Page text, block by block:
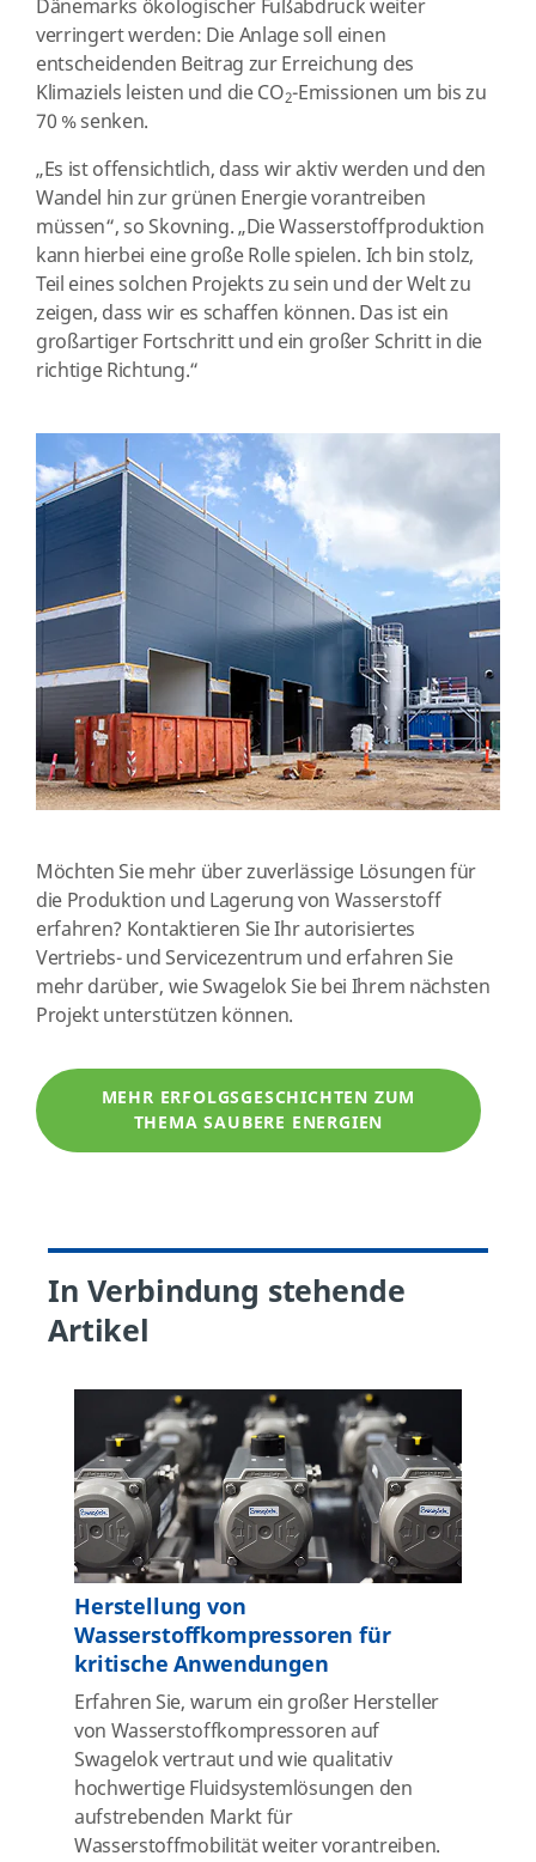
Dänemarks ökologischer Fußabdruck weiter
verringert werden: Die Anlage soll einen
entscheidenden Beitrag zur Erreichung des
Klimaziels leisten und die CO2-Emissionen um bis zu
70 % senken.
„Es ist offensichtlich, dass wir aktiv werden und den
Wandel hin zur grünen Energie vorantreiben
müssen“, so Skovning. „Die Wasserstoffproduktion
kann hierbei eine große Rolle spielen. Ich bin stolz,
Teil eines solchen Projekts zu sein und der Welt zu
zeigen, dass wir es schaffen können. Das ist ein
großartiger Fortschritt und ein großer Schritt in die
richtige Richtung.“
Möchten Sie mehr über zuverlässige Lösungen für
die Produktion und Lagerung von Wasserstoff
erfahren? Kontaktieren Sie Ihr autorisiertes
Vertriebs- und Servicezentrum und erfahren Sie
mehr darüber, wie Swagelok Sie bei Ihrem nächsten
Projekt unterstützen können.
MEHR ERFOLGSGESCHICHTEN ZUM
THEMA SAUBERE ENERGIEN
In Verbindung stehende
Artikel
Herstellung von
Wasserstoffkompressoren für
kritische Anwendungen
Erfahren Sie, warum ein großer Hersteller
von Wasserstoffkompressoren auf
Swagelok vertraut und wie qualitativ
hochwertige Fluidsystemlösungen den
aufstrebenden Markt für
Wasserstoffmobilität weiter vorantreiben.